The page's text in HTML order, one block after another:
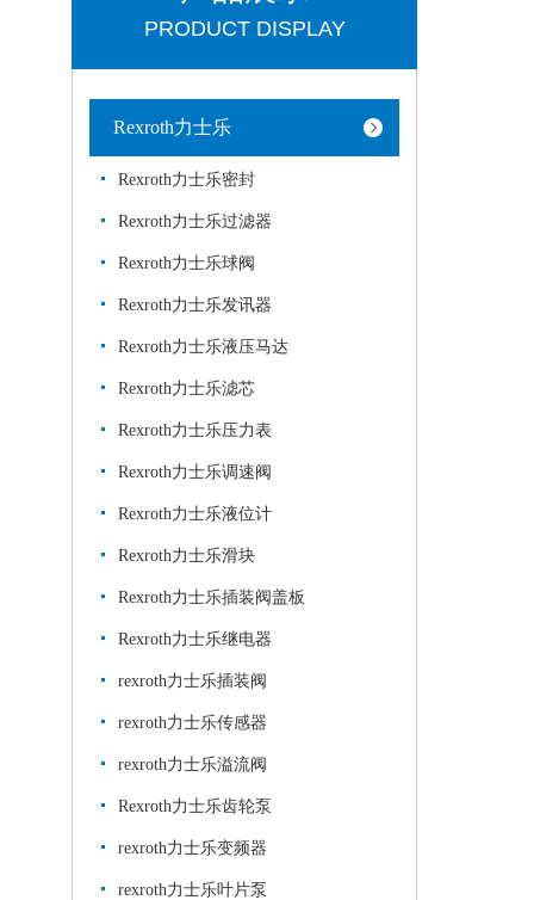
PRODUCT DISPLAY
Rexroth力士乐
Rexroth力士乐密封
Rexroth力士乐过滤器
Rexroth力士乐球阀
Rexroth力士乐发讯器
Rexroth力士乐液压马达
Rexroth力士乐滤芯
Rexroth力士乐压力表
Rexroth力士乐调速阀
Rexroth力士乐液位计
Rexroth力士乐滑块
Rexroth力士乐插装阀盖板
Rexroth力士乐继电器
rexroth力士乐插装阀
rexroth力士乐传感器
rexroth力士乐溢流阀
Rexroth力士乐齿轮泵
rexroth力士乐变频器
rexroth力士乐叶片泵